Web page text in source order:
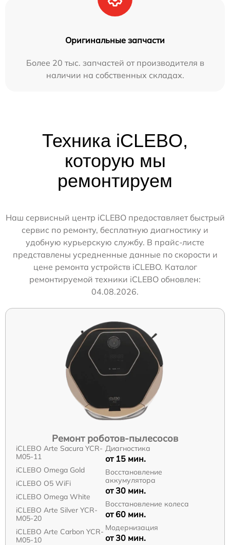
Оригинальные запчасти
Более 20 тыс. запчастей от производителя в
наличии на собственных складах.
Техника iCLEBO,
которую мы
ремонтируем
Наш сервисный центр iCLEBO предоставляет быстрый
сервис по ремонту, бесплатную диагностику и
удобную курьерскую службу. В прайс-листе
представлены усредненные данные по скорости и
цене ремонта устройств iCLEBO. Каталог
ремонтируемой техники iCLEBO обновлен:
04.08.2026.
Ремонт роботов-пылесосов
iCLEBO Arte Sacura YCR-
M05-11
iCLEBO Omega Gold
iCLEBO O5 WiFi
iCLEBO Omega White
iCLEBO Arte Silver YCR-
M05-20
iCLEBO Arte Carbon YCR-
M05-10
Диагностика
от 15 мин.
Восстановление
аккумулятора
от 30 мин.
Восстановление колеса
от 60 мин.
Модернизация
от 30 мин.